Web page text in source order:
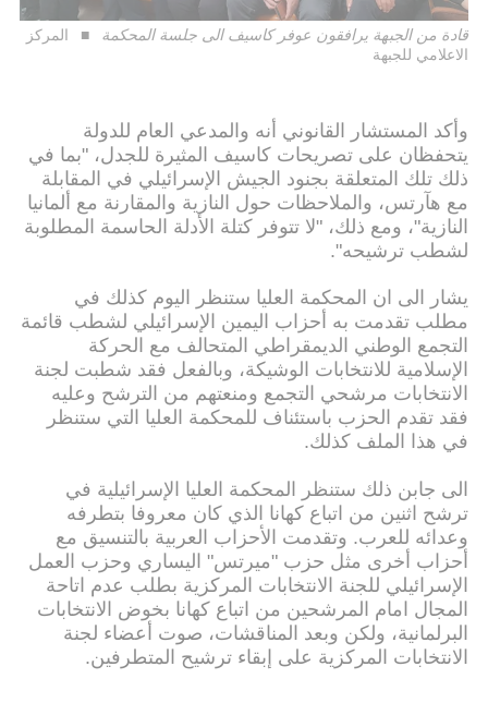
قادة من الجبهة يرافقون عوفر كاسيف الى جلسة المحكمة
المركز
الاعلامي للجبهة
وأكد المستشار القانوني أنه والمدعي العام للدولة
يتحفظان على تصريحات كاسيف المثيرة للجدل، "بما في
ذلك تلك المتعلقة بجنود الجيش الإسرائيلي في المقابلة
مع هآرتس، والملاحظات حول النازية والمقارنة مع ألمانيا
النازية"، ومع ذلك، "لا تتوفر كتلة الأدلة الحاسمة المطلوبة
لشطب ترشيحه".
يشار الى ان المحكمة العليا ستنظر اليوم كذلك في
مطلب تقدمت به أحزاب اليمين الإسرائيلي لشطب قائمة
التجمع الوطني الديمقراطي المتحالف مع الحركة
الإسلامية للانتخابات الوشيكة، وبالفعل فقد شطبت لجنة
الانتخابات مرشحي التجمع ومنعتهم من الترشح وعليه
فقد تقدم الحزب باستئناف للمحكمة العليا التي ستنظر
في هذا الملف كذلك.
الى جابن ذلك ستنظر المحكمة العليا الإسرائيلية في
ترشح اثنين من اتباع كهانا الذي كان معروفا بتطرفه
وعدائه للعرب. وتقدمت الأحزاب العربية بالتنسيق مع
أحزاب أخرى مثل حزب "ميرتس" اليساري وحزب العمل
الإسرائيلي للجنة الانتخابات المركزية بطلب عدم اتاحة
المجال امام المرشحين من اتباع كهانا بخوض الانتخابات
البرلمانية، ولكن وبعد المناقشات، صوت أعضاء لجنة
الانتخابات المركزية على إبقاء ترشيح المتطرفين.